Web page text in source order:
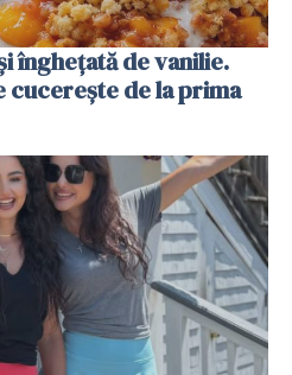
înghețată de vanilie.
de la prima